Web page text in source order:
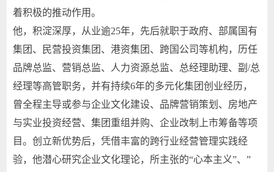
着积极的推动作用。
他，积淀深厚，从业逾25年，先后就职于政府、部属国有
集团、民营投资集团、港资集团、跨国公司等机构，历任
品牌总监、营销总监、人力资源总监、总经理助理、副/总
经理等高管职务，并有持续6年的多元化集团创业经历，
曾全程主导或参与企业文化建设、品牌营销策划、房地产
与实业投资经营、集团重组并购、企业改制上市筹备等项
目。创立新优势后，凭借丰富的跨行业经营管理实践经
验，他潜心研究企业文化理论，所主张的“心本主义”、”